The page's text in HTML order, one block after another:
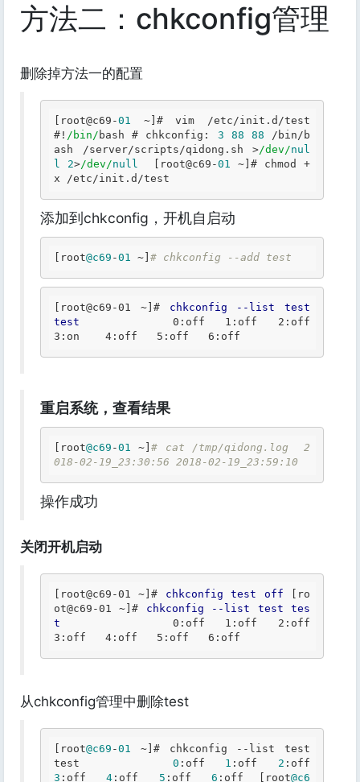
方法二：chkconfig管理
删除掉方法一的配置
[root@c69-01 ~]# vim /etc/init.d/test
#! /bin/ bash # chkconfig: 3 88 88 /bin/b
ash /server/scripts/qidong.sh >/dev/nul
l
2>/dev/null
  [root@c69-
01 ~]# chmod +
x /etc/init.d/test
添加到chkconfig，开机自启动
[root@c69 -01 ~] # chkconfig --add test
[root@c69-01 ~] # chkconfig --list
test
test
           	0
:off
	1
:off
	2
:off
3 :on
	4
:off
	5
:off
	6
:off
重启系统，查看结果
[root@c69 -01 ~]# cat /tmp/qidong.log  2
018-02-19_23:30:56 2018-02-19_23:59:10
操作成功
关闭开机启动
[root@c69-01 ~]# chkconfig test off
[ro
ot@c69-01 ~]# chkconfig --list test
tes
t
           	0
:off
	1
:off
	2
:off
3 :off
	4
:off
	5
:off
	6
:off
从chkconfig管理中删除test
[root@c69 -01 ~]# chkconfig --list test
0 1 2
3
:off 4 5 :off 6 :off  [root@c6